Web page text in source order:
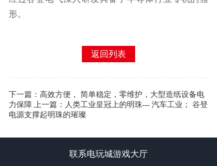
形。
返回列表
下一篇：高效方便， 简单稳定，零维护，大型造纸设备电
力保障
上一篇：人类工业皇冠上的明珠--- 汽车工业； 谷登
电源支撑起明珠的璀璨
联系电玩城游戏大厅